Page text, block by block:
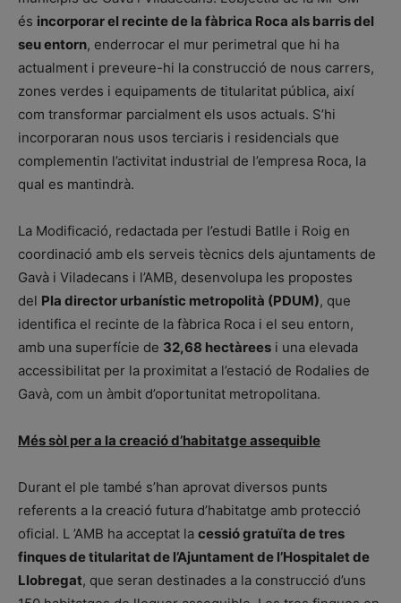
és incorporar el recinte de la fàbrica Roca als barris del
seu entorn, enderrocar el mur perimetral que hi ha
actualment i preveure-hi la construcció de nous carrers,
zones verdes i equipaments de titularitat pública, així
com transformar parcialment els usos actuals. S’hi
incorporaran nous usos terciaris i residencials que
complementin l’activitat industrial de l’empresa Roca, la
qual es mantindrà.
La Modificació, redactada per l’estudi Batlle i Roig en
coordinació amb els serveis tècnics dels ajuntaments de
Gavà i Viladecans i l’AMB, desenvolupa les propostes
del Pla director urbanístic metropolità (PDUM), que
identifica el recinte de la fàbrica Roca i el seu entorn,
amb una superfície de 32,68 hectàrees i una elevada
accessibilitat per la proximitat a l’estació de Rodalies de
Gavà, com un àmbit d’oportunitat metropolitana.
Més sòl per a la creació d’habitatge assequible
Durant el ple també s’han aprovat diversos punts
referents a la creació futura d’habitatge amb protecció
oficial. L ’AMB ha acceptat la cessió gratuïta de tres
finques de titularitat de l’Ajuntament de l’Hospitalet de
Llobregat, que seran destinades a la construcció d’uns